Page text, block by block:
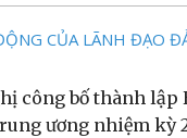
CỦA LÃNH ĐẠO
công bố thành lập
ương nhiệm kỳ